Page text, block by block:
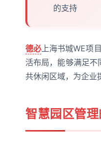
的支持
德必 上海书城WE项
活布局，能够满足
共休闲区域，为企业
智慧园区管